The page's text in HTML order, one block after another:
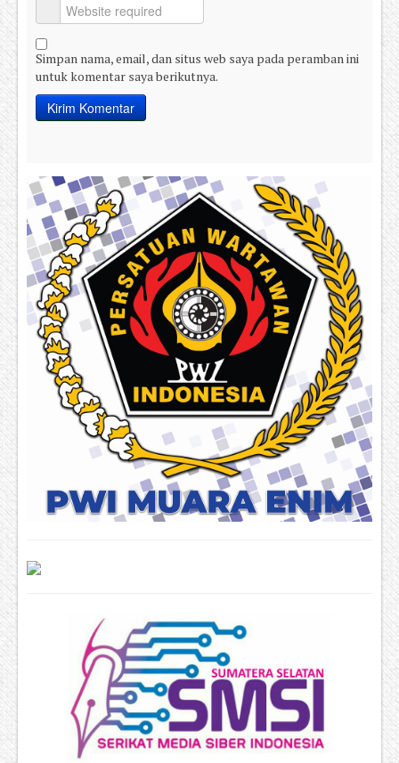
Simpan nama, email, dan situs web saya pada peramban ini
untuk komentar saya berikutnya.